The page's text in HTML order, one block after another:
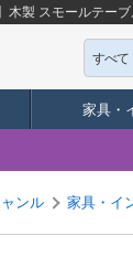
木製 スモールテー
すべて
家具・
ンル 家具・イ